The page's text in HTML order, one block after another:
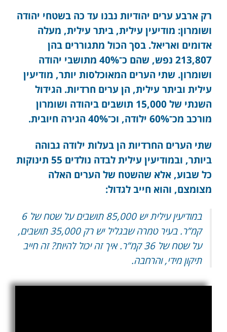
רק ארבע ערים יהודיות נבנו עד כה בשטחי יהודה
ושומרון: מודיעין עילית, ביתר עילית, מעלה
אדומים ואריאל. בסך הכול מתגוררים בהן
213,807 נפש, שהם כ־40% מתושבי יהודה
ושומרון. שתי הערים המאוכלסות יותר, מודיעין
עילית וביתר עילית, הן ערים חרדיות. הגידול
השנתי של 15,000 תושבים ביהודה ושומרון
מורכב מכ־60% ילודה, וכ־40% הגירה חיובית.
שתי הערים החרדיות הן בעלות ילודה גבוהה
ביותר, ובמודיעין עילית לבדה נולדים 55 תינוקות
כל שבוע, אלא שהשטח של הערים האלה
מצומצם, והוא חייב לגדול:
במודיעין עילית יש 85,000 תושבים על שטח של 6
קמ”ר. בעיר טמרה שבגליל יש רק 35,000 תושבים,
על שטח של 36 קמ”ר. איך זה יכול להיות? זה חייב
תיקון מידי, והרחבה.